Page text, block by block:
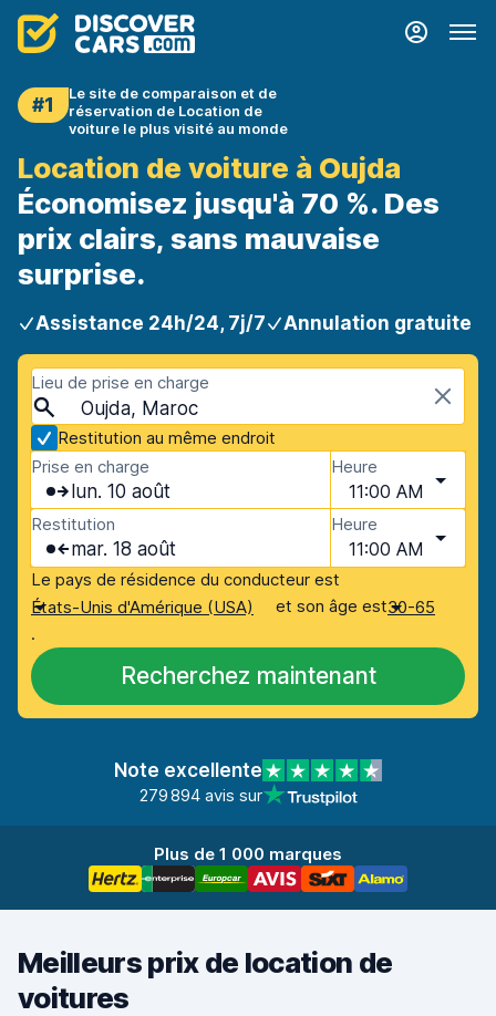
#1
Le site de comparaison et de
réservation de Location de
voiture le plus visité au monde
Location de voiture à Oujda
Économisez jusqu'à 70 %. Des
prix clairs, sans mauvaise
surprise.
Assistance 24h/24, 7j/7 Annulation gratuite
Lieu de prise en charge
Oujda, Maroc
Restitution au même endroit
Prise en charge
lun. 10 août
Heure
11:00 AM
Restitution
mar. 18 août
Heure
11:00 AM
Le pays de résidence du conducteur est
États-Unis d'Amérique (USA)
et son âge est30-65
.
Recherchez maintenant
Note excellente
279 894 avis sur
Plus de 1 000 marques
Meilleurs prix de location de
voitures